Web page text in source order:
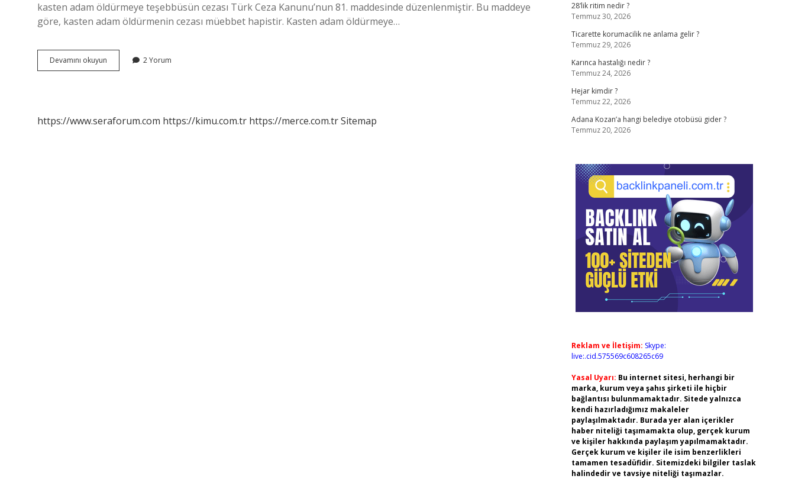
kasten adam öldürmeye teşebbüsün cezası Türk Ceza Kanunu’nun 81. maddesinde düzenlenmiştir. Bu maddeye
göre, kasten adam öldürmenin cezası müebbet hapistir. Kasten adam öldürmeye…
Devamını okuyun Demosit
Nedir
2 Yorum
https://www.seraforum.com https://kimu.com.tr https://merce.com.trSitemap
28’lik ritim nedir ?
Temmuz 30, 2026
Ticarette korumacilik ne anlama gelir ?
Temmuz 29, 2026
Karınca hastalığı nedir ?
Temmuz 24, 2026
Hejar kimdir ?
Temmuz 22, 2026
Adana Kozan’a hangi belediye otobüsü gider ?
Temmuz 20, 2026
Reklam ve İletişim: Skype:
live:.cid.575569c608265c69
Yasal Uyarı: Bu internet sitesi, herhangi bir
marka, kurum veya şahıs şirketi ile hiçbir
bağlantısı bulunmamaktadır. Sitede yalnızca
kendi hazırladığımız makaleler
paylaşılmaktadır. Burada yer alan içerikler
haber niteliği taşımamakta olup, gerçek kurum
ve kişiler hakkında paylaşım yapılmamaktadır.
Gerçek kurum ve kişiler ile isim benzerlikleri
tamamen tesadüfidir. Sitemizdeki bilgiler taslak
halindedir ve tavsiye niteliği taşımazlar.